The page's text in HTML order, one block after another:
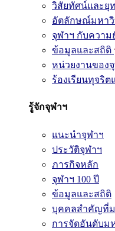
วิสัยทัศน์และยุ
อัตลักษณ์มหาวิ
จุฬาฯ กับความ
ข้อมูลและสถิติ
หน่วยงานของ
ร้องเรียนทุจริ
รู้จักจุฬาฯ
แนะนำจุฬาฯ
ประวัติจุฬาฯ
ภารกิจหลัก
จุฬาฯ 100 ปี
ข้อมูลและสถิติ
บุคคลสำคัญที่ม
การจัดอันดับม